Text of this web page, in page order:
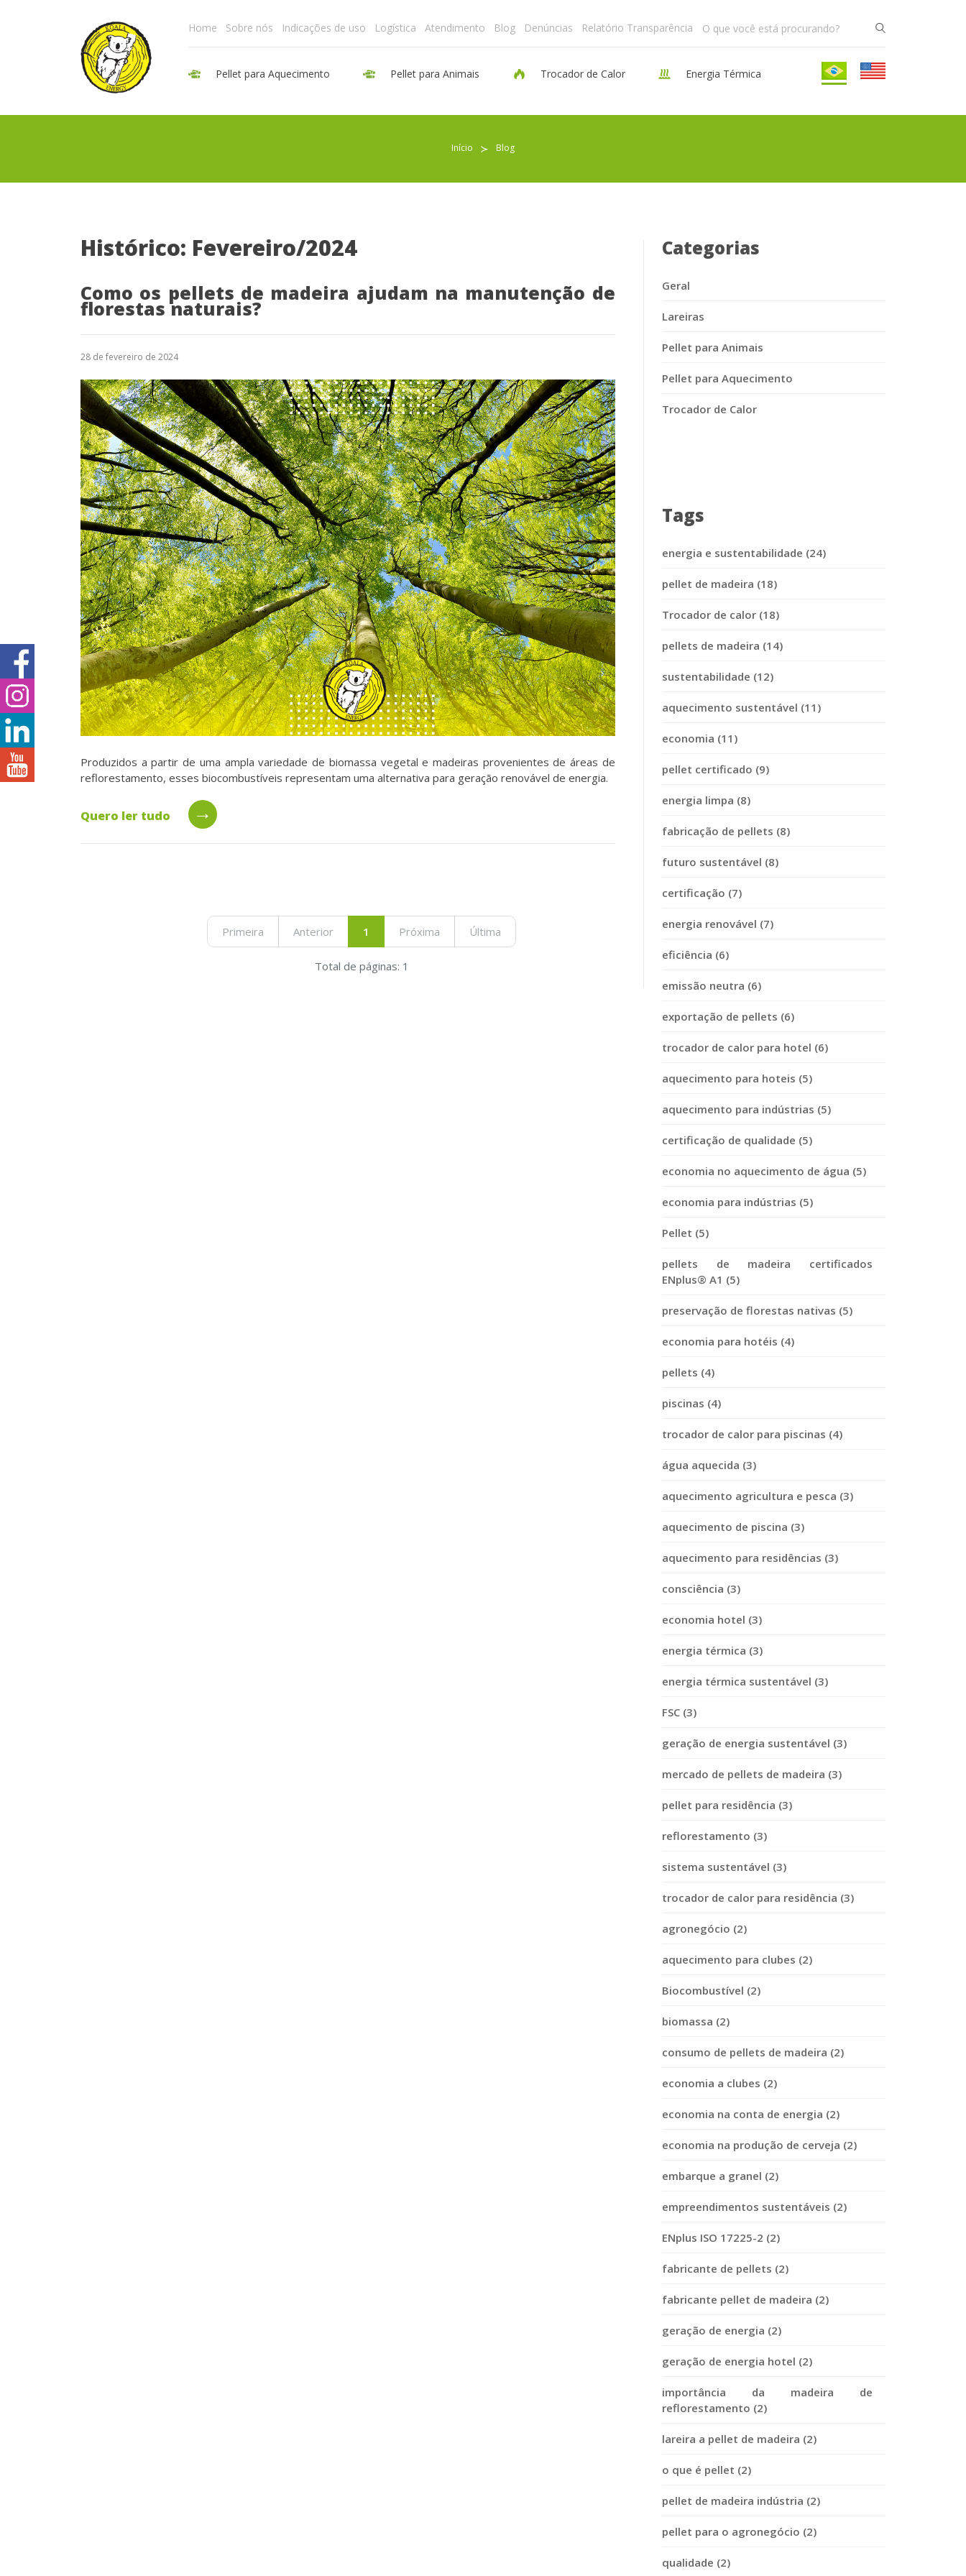
Home Sobre nós Indicações de uso Logística Atendimento Blog Denúncias Relatório Transparência
Pellet para Aquecimento Pellet para Animais Trocador de Calor Energia Térmica
Início ≻ Blog
Histórico: Fevereiro/2024
Como os pellets de madeira ajudam na manutenção de
florestas naturais?
28 de fevereiro de 2024
Produzidos a partir de uma ampla variedade de biomassa vegetal e madeiras provenientes de áreas de
reflorestamento, esses biocombustíveis representam uma alternativa para geração renovável de energia.
Quero ler tudo →
Primeira Anterior 1 Próxima Última
Total de páginas: 1
Categorias
Geral
Lareiras
Pellet para Animais
Pellet para Aquecimento
Trocador de Calor
Tags
energia e sustentabilidade (24)
pellet de madeira (18)
Trocador de calor (18)
pellets de madeira (14)
sustentabilidade (12)
aquecimento sustentável (11)
economia (11)
pellet certificado (9)
energia limpa (8)
fabricação de pellets (8)
futuro sustentável (8)
certificação (7)
energia renovável (7)
eficiência (6)
emissão neutra (6)
exportação de pellets (6)
trocador de calor para hotel (6)
aquecimento para hoteis (5)
aquecimento para indústrias (5)
certificação de qualidade (5)
economia no aquecimento de água (5)
economia para indústrias (5)
Pellet (5)
pellets de madeira certificados
ENplus® A1 (5)
preservação de florestas nativas (5)
economia para hotéis (4)
pellets (4)
piscinas (4)
trocador de calor para piscinas (4)
água aquecida (3)
aquecimento agricultura e pesca (3)
aquecimento de piscina (3)
aquecimento para residências (3)
consciência (3)
economia hotel (3)
energia térmica (3)
energia térmica sustentável (3)
FSC (3)
geração de energia sustentável (3)
mercado de pellets de madeira (3)
pellet para residência (3)
reflorestamento (3)
sistema sustentável (3)
trocador de calor para residência (3)
agronegócio (2)
aquecimento para clubes (2)
Biocombustível (2)
biomassa (2)
consumo de pellets de madeira (2)
economia a clubes (2)
economia na conta de energia (2)
economia na produção de cerveja (2)
embarque a granel (2)
empreendimentos sustentáveis (2)
ENplus ISO 17225-2 (2)
fabricante de pellets (2)
fabricante pellet de madeira (2)
geração de energia (2)
geração de energia hotel (2)
importância da madeira de
reflorestamento (2)
lareira a pellet de madeira (2)
o que é pellet (2)
pellet de madeira indústria (2)
pellet para o agronegócio (2)
qualidade (2)
Pellet para Aquecimento
Pellet para Animais
Blog
Denúncias
Relatório Transparência
Trabalhe Conosco